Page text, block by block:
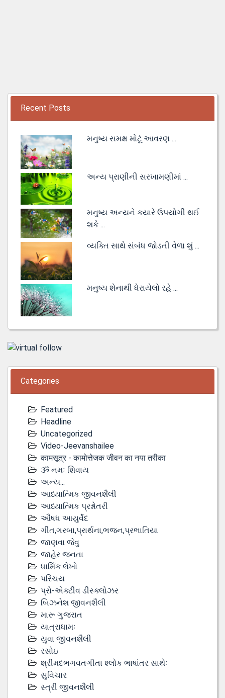
Recent Posts
મનુષ્ય સમક્ષ મોટૂં આવરણ ...
અન્ય પ્રાણીની સરખામણીમાં ...
મનુષ્ય અન્યને કયારે ઉપયોગી થઈ
શકે ...
વ્યક્તિ સાથે સંબંધ જોડતી વેળા શું ...
મનુષ્ય શેનાથી ધેરાયેલો રહે ...
Categories
Featured
Headline
Uncategorized
Video-Jeevanshailee
कामसूत्र - कामोत्तेजक जीवन का नया तरीका
ૐ નમઃ શિવાય
અન્ય...
આધ્યાત્મિક જીવનશૈલી
આધ્યાત્મિક પ્રશ્નોતરી
ઔષધ આયુર્વેદ
ગીત,ગરબા,પ્રાર્થના,ભજન,પ્રભાતિયા
જાણવા જેવુ
જાહેર જનતા
ધાર્મિક લેખો
પરિચય
પ્રો-એક્ટીવ ડીસ્‍ક્લોઝર
બિઝનેશ જીવનશૈલી
મારૂ ગુજરાત
યાત્રાધામઃ
યુવા જીવનશૈલી
રસોઇ
શ્રીમદભગવતગીતા શ્લોક ભાષાંતર સાથેઃ
સુવિચાર
સ્ત્રી જીવનશૈલી